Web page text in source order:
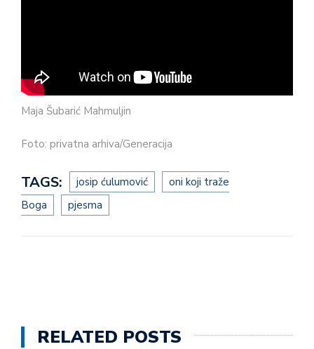
Maja Šubarić Mahmuljin
Foto: privatna arhiva/Generacija
TAGS: josip ćulumović
oni koji traže
Boga
pjesma
RELATED POSTS